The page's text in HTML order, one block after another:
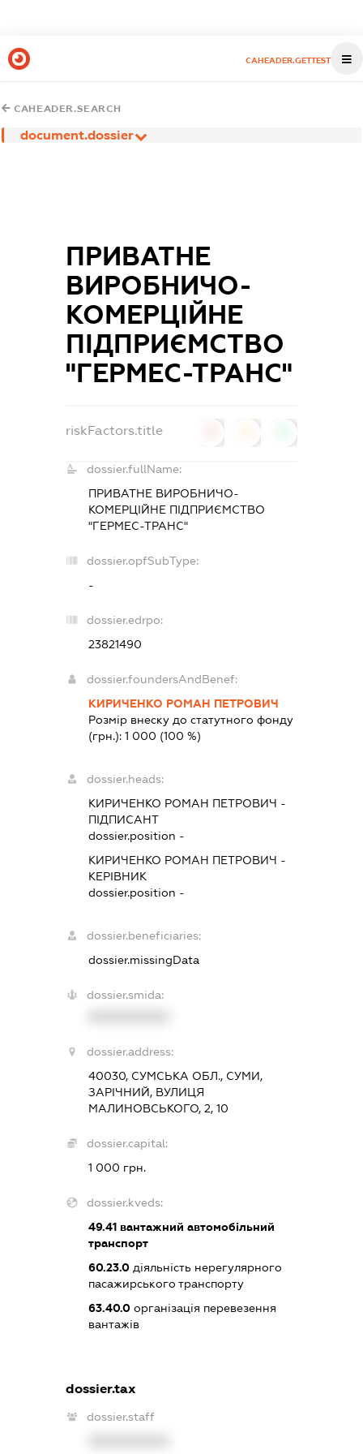
CAHEADER.GETTEST
CAHEADER.SEARCH
document.dossier
ПРИВАТНЕ
ВИРОБНИЧО-
КОМЕРЦІЙНЕ
ПІДПРИЄМСТВО
"ГЕРМЕС-ТРАНС"
riskFactors.title
dossier.fullName:
ПРИВАТНЕ ВИРОБНИЧО-
КОМЕРЦІЙНЕ ПІДПРИЄМСТВО
"ГЕРМЕС-ТРАНС"
dossier.opfSubType:
-
dossier.edrpo:
23821490
dossier.foundersAndBenef:
КИРИЧЕНКО РОМАН ПЕТРОВИЧ
Розмір внеску до статутного фонду
(грн.): 1 000 (100 %)
dossier.heads:
КИРИЧЕНКО РОМАН ПЕТРОВИЧ -
ПІДПИСАНТ
dossier.position -
КИРИЧЕНКО РОМАН ПЕТРОВИЧ -
КЕРІВНИК
dossier.position -
dossier.beneficiaries:
dossier.missingData
dossier.smida:
dossier.address:
40030, СУМСЬКА ОБЛ., СУМИ,
ЗАРІЧНИЙ, ВУЛИЦЯ
МАЛИНОВСЬКОГО, 2, 10
dossier.capital:
1 000 грн.
dossier.kveds:
49.41вантажний автомобільний
транспорт
60.23.0діяльність нерегулярного
пасажирського транспорту
63.40.0організація перевезення
вантажів
dossier.tax
dossier.staff